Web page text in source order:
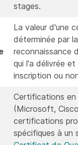
stages.
La valeur d'une
déterminée par la
reconnaissance
qui l'a délivrée et
inscription ou
Certifications en
(Microsoft,
certifications
spécifiques à un